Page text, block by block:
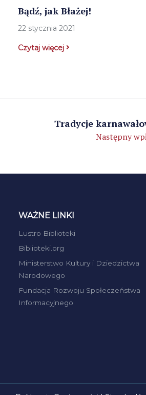
Bądź, jak Błażej!
22 stycznia 2021
Czytaj więcej
Tradycje
Następny
WAŻNE LINKI
Lustro Biblioteki
Biblioteki.org
Ministerstwo Kultury i Dziedzictwa
Narodowego
Fundacja Rozwoju Społeczeństwa
Informacyjnego